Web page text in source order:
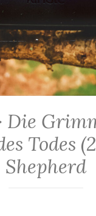
Die
Todes
Shepherd